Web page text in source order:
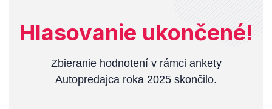
Hlasovanie ukončené!
Zbieranie hodnotení v rámci ankety
Autopredajca roka 2025 skončilo.